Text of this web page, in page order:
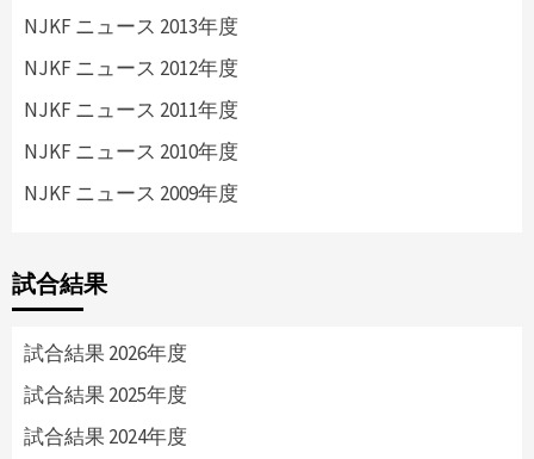
NJKF ニュース 2013年度
NJKF ニュース 2012年度
NJKF ニュース 2011年度
NJKF ニュース 2010年度
NJKF ニュース 2009年度
試合結果
試合結果 2026年度
試合結果 2025年度
試合結果 2024年度